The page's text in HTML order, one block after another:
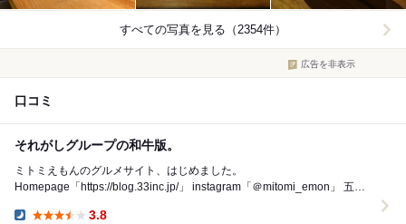
すべての写真を見る（2354件）
広告を非表示
口コミ
それがしグループの和牛版。
ミトミえもんのグルメサイト、はじめました。
Homepage「https://blog.33inc.jp/」 instagram「＠mitomi_emon」 五反
3.8